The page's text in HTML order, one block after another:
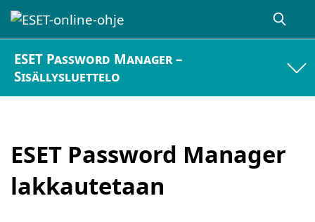
ESET Password Manager –
Sisällysluettelo
ESET Password Manager
lakkautetaan